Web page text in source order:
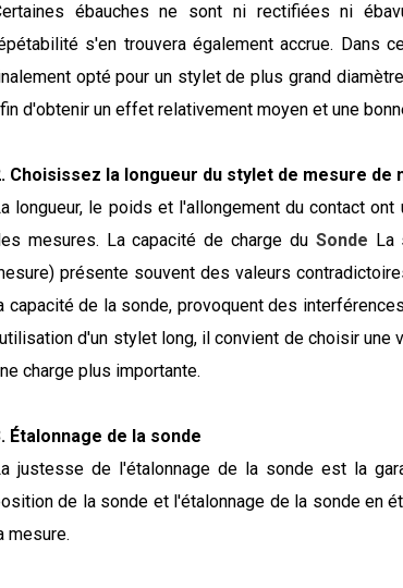
ébauches ne sont ni rectifiées ni
s'en trouvera également accrue. Dans
opté pour un stylet de plus grand
d'obtenir un effet relativement moyen et une
Choisissez la longueur du stylet de mesure de
longueur, le poids et l'allongement du contact
mesures. La capacité de charge du Sonde La
présente souvent des valeurs
capacité de la sonde, provoquent des
d'un stylet long, il convient de choisir
charge plus importante.
Étalonnage de la sonde
justesse de l'étalonnage de la sonde est la
de la sonde et l'étalonnage de la sonde en
mesure.